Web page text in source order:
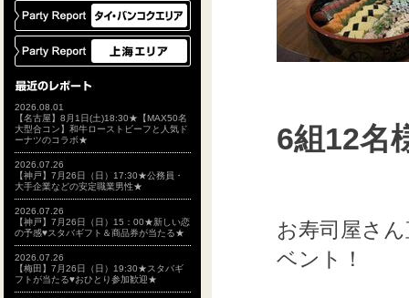
2026.08.01
【名古屋】8月1日(土)18:30★【MAX50名
大型合コン】和牛ローストビーフと人気ド
ーナツのコラボ★
2026.07.26
【神戸】7月26日（日）17:30★公務員・
大手企業などの安定職業男性★
2026.07.26
【神戸】7月26日（日）15：00★新しい恋
の予感♥スタバギフト＆商品券が当たる★
2026.07.26
【梅田】7月26日（日）19:30★スタバギ
フトが当たる♥おひとり参加歓迎★
6組12名
お寿司屋さ
ベント！